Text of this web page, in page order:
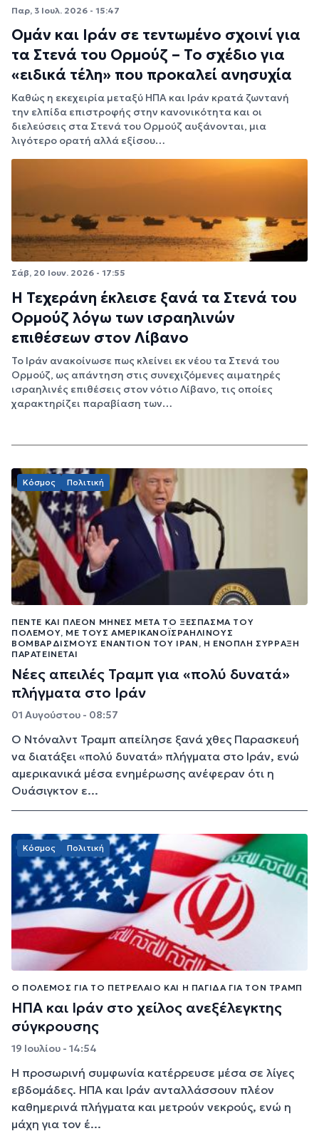
Παρ, 3 Ιουλ. 2026 - 15:47
Ομάν και Ιράν σε τεντωμένο σχοινί για
τα Στενά του Ορμούζ – Το σχέδιο για
«ειδικά τέλη» που προκαλεί ανησυχία
Καθώς η εκεχειρία μεταξύ ΗΠΑ και Ιράν κρατά ζωντανή
την ελπίδα επιστροφής στην κανονικότητα και οι
διελεύσεις στα Στενά του Ορμούζ αυξάνονται, μια
λιγότερο ορατή αλλά εξίσου…
Σάβ, 20 Ιουν. 2026 - 17:55
Η Τεχεράνη έκλεισε ξανά τα Στενά του
Ορμούζ λόγω των ισραηλινών
επιθέσεων στον Λίβανο
Το Ιράν ανακοίνωσε πως κλείνει εκ νέου τα Στενά του
Ορμούζ, ως απάντηση στις συνεχιζόμενες αιματηρές
ισραηλινές επιθέσεις στον νότιο Λίβανο, τις οποίες
χαρακτηρίζει παραβίαση των…
Κόσμος Πολιτική
ΠΈΝΤΕ ΚΑΙ ΠΛΈΟΝ ΜΉΝΕΣ ΜΕΤΆ ΤΟ ΞΈΣΠΑΣΜΑ ΤΟΥ
ΠΟΛΈΜΟΥ, ΜΕ ΤΟΥΣ ΑΜΕΡΙΚΑΝΟΪΣΡΑΗΛΙΝΟΎΣ
ΒΟΜΒΑΡΔΙΣΜΟΎΣ ΕΝΑΝΤΊΟΝ ΤΟΥ ΙΡΆΝ, Η ΈΝΟΠΛΗ ΣΎΡΡΑΞΗ
ΠΑΡΑΤΕΊΝΕΤΑΙ
Νέες απειλές Τραμπ για «πολύ δυνατά»
πλήγματα στο Ιράν
01 Αυγούστου - 08:57
Ο Ντόναλντ Τραμπ απείλησε ξανά χθες Παρασκευή
να διατάξει «πολύ δυνατά» πλήγματα στο Ιράν, ενώ
αμερικανικά μέσα ενημέρωσης ανέφεραν ότι η
Ουάσιγκτον ε...
Κόσμος Πολιτική
Ο ΠΌΛΕΜΟΣ ΓΙΑ ΤΟ ΠΕΤΡΈΛΑΙΟ ΚΑΙ Η ΠΑΓΊΔΑ ΓΙΑ ΤΟΝ ΤΡΑΜΠ
ΗΠΑ και Ιράν στο χείλος ανεξέλεγκτης
σύγκρουσης
19 Ιουλίου - 14:54
Η προσωρινή συμφωνία κατέρρευσε μέσα σε λίγες
εβδομάδες. ΗΠΑ και Ιράν ανταλλάσσουν πλέον
καθημερινά πλήγματα και μετρούν νεκρούς, ενώ η
μάχη για τον έ...